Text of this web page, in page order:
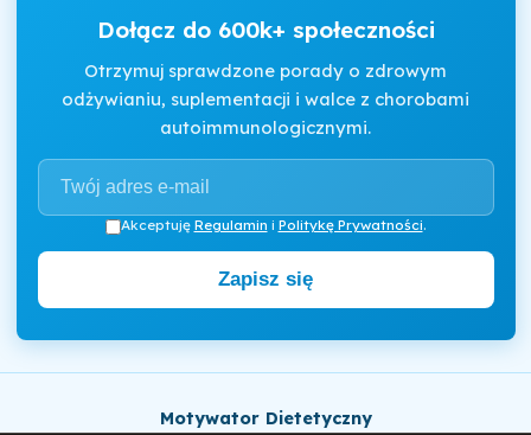
Dołącz do 600k+ społeczności
Otrzymuj sprawdzone porady o zdrowym
odżywianiu, suplementacji i walce z chorobami
autoimmunologicznymi.
Akceptuję Regulamin i Politykę Prywatności.
Zapisz się
Motywator Dietetyczny